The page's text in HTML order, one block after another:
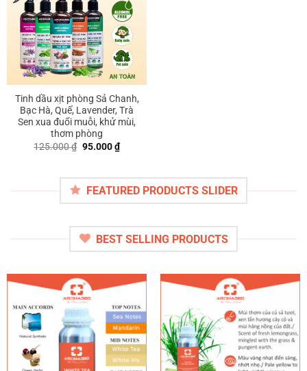
Tinh dầu xịt phòng Sả Chanh,
Bạc Hà, Quế, Lavender, Trà
Sen xua đuổi muỗi, khử mùi,
thơm phòng
125.000₫ Giá
95.000₫Giá
hiện
95.000 ₫.
FEATURED PRODUCTS SLIDER
BEST SELLING PRODUCTS